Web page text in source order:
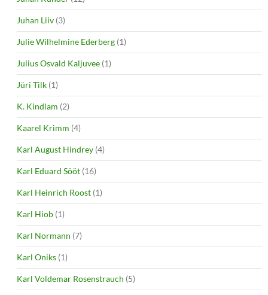
Juhan Liiv (3)
Julie Wilhelmine Ederberg (1)
Julius Osvald Kaljuvee (1)
Jüri Tilk (1)
K. Kindlam (2)
Kaarel Krimm (4)
Karl August Hindrey (4)
Karl Eduard Sööt (16)
Karl Heinrich Roost (1)
Karl Hiob (1)
Karl Normann (7)
Karl Oniks (1)
Karl Voldemar Rosenstrauch (5)